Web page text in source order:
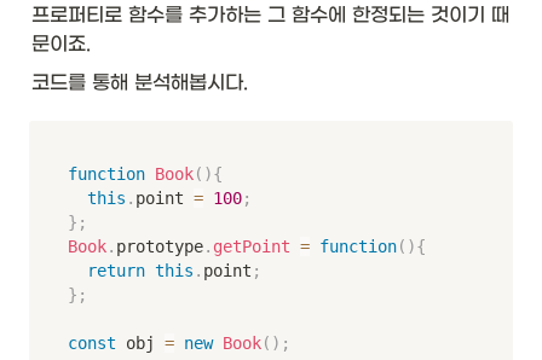
프로퍼티로 함수를 추가하는 그 함수에 한정되는 것이기 때
문이죠.
코드를 통해 분석해봅시다.
function Book( ){
this . point = 100;
} ;
Book. prototype. getPoint = function( ){
return this . point ;
} ;
const obj = new Book( ) ;